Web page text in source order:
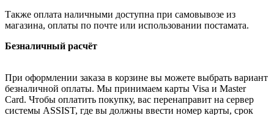
Также оплата наличными доступна при самовывозе из
магазина, оплаты по почте или использовании постамата.
Безналичный расчёт
При оформлении заказа в корзине вы можете выбрать вариант
безналичной оплаты. Мы принимаем карты Visa и Master
Card. Чтобы оплатить покупку, вас перенаправит на сервер
системы ASSIST, где вы должны ввести номер карты, срок